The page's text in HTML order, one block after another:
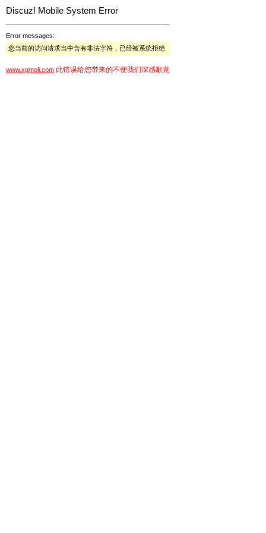
Discuz! Mobile System Error
Error messages:
您当前的访问请求当中含有非法字符，已经被系统拒绝
www.xgmoli.com 此错误给您带来的不便我们深感歉意